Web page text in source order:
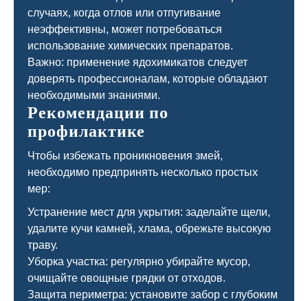
случаях, когда отлов или отпугивание
неэффективны, может потребоваться
использование химических препаратов.
Важно: применение ядохимикатов следует
доверять профессионалам, которые обладают
необходимыми знаниями.
Рекомендации по
профилактике
Чтобы избежать проникновения змей,
необходимо предпринять несколько простых
мер:
Устранение мест для укрытия: заделайте щели,
удалите кучи камней, хлама, обрежьте высокую
траву.
Уборка участка: регулярно убирайте мусор,
очищайте овощные грядки от отходов.
Защита периметра: установите забор с глубоким